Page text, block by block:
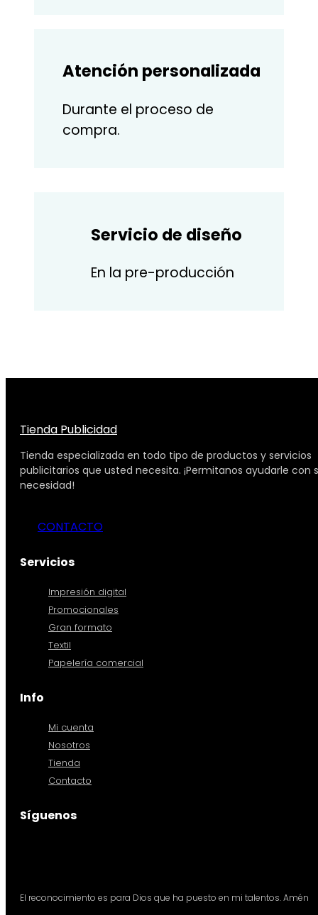
Atención personalizada
Durante el proceso de
compra.
Servicio de diseño
En la pre-producción
Tienda Publicidad
Tienda especializada en todo tipo de productos y servicios
publicitarios que usted necesita. ¡Permitanos ayudarle con
necesidad!
CONTACTO
Servicios
Impresión digital
Promocionales
Gran formato
Textil
Papelería comercial
Info
Mi cuenta
Nosotros
Tienda
Contacto
Síguenos
El reconocimiento es para Dios que ha puesto en mi talentos. Amén